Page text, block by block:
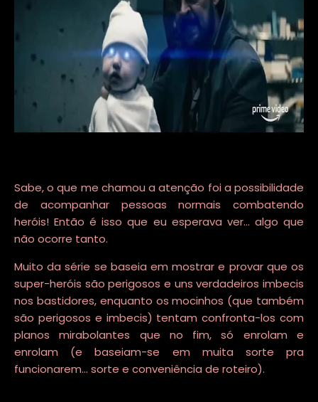
Sabe, o que me chamou a atenção foi a possibilidade
de acompanhar pessoas normais combatendo
heróis! Então é isso que eu esperava ver... algo que
não ocorre tanto.
Muito da série se baseia em mostrar e provar que os
super-heróis são perigosos e uns verdadeiros imbecis
nos bastidores, enquanto os mocinhos (que também
são perigosos e imbecis) tentam confronta-los com
planos mirabolantes que no fim, só enrolam e
enrolam (e baseiam-se em muita sorte pra
funcionarem... sorte e conveniência de roteiro).